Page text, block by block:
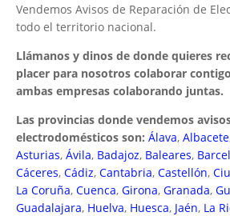
Vendemos Avisos de Reparación de
todo el territorio nacional.
Llámanos y dinos de donde quieres
placer para nosotros colaborar
ambas empresas colaborando juntas.
Las provincias donde vendemos
electrodomésticos son: Álava, Albacete
Asturias, Ávila, Badajoz, Baleares,
Cáceres, Cádiz, Cantabria, Castellón,
La Coruña, Cuenca, Girona, Granada,
Guadalajara, Huelva, Huesca, Jaén, La